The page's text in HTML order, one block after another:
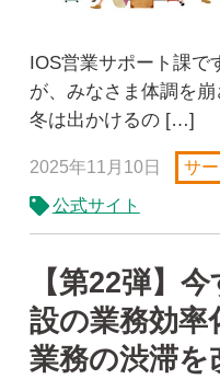
IOS営業サポート課で
が、みなさま体調を
冬は出かけるの […]
2025年11月10日 サ
公式サイト
【第22弾】
設の業務効率
業務の渋滞を